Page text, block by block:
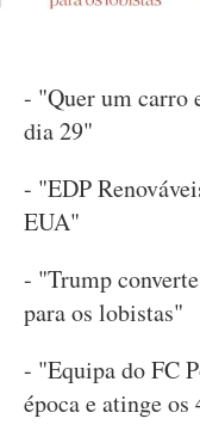
- "Quer um carro
dia 29"
- "EDP
EUA"
- "Trump
para os lobistas"
- "Equipa do FC
época e atinge